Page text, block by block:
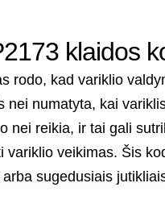
klaidos
rodo, kad variklio
nei numatyta, kai
nei reikia, ir tai gali
variklio veikimas. Šis
sugedusiais